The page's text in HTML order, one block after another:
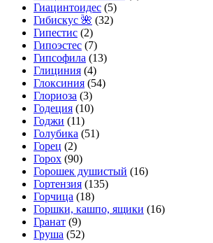
Гиацинтоидес (5)
Гибискус 🌺 (32)
Гипестис (2)
Гипоэстес (7)
Гипсофила (13)
Глициния (4)
Глоксиния (54)
Глориоза (3)
Годеция (10)
Годжи (11)
Голубика (51)
Горец (2)
Горох (90)
Горошек душистый (16)
Гортензия (135)
Горчица (18)
Горшки, кашпо, ящики (16)
Гранат (9)
Груша (52)